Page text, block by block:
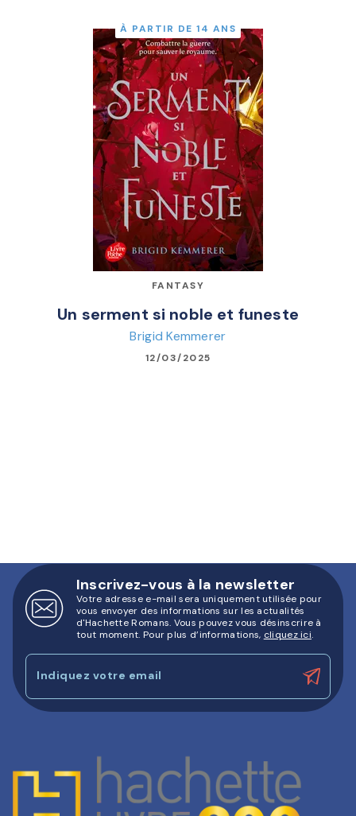
À PARTIR DE 14 ANS
FANTASY
Un serment si noble et funeste
Brigid Kemmerer
12/03/2025
Inscrivez-vous à la newsletter
Votre adresse e-mail sera uniquement utilisée pour
vous envoyer des informations sur les actualités
d'Hachette Romans. Vous pouvez vous désinscrire à
tout moment. Pour plus d’informations, cliquez ici.
Indiquez votre email